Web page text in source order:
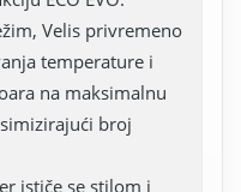
Velis privremeno
temperature i
na maksimalnu
broj
ističe se stilom i